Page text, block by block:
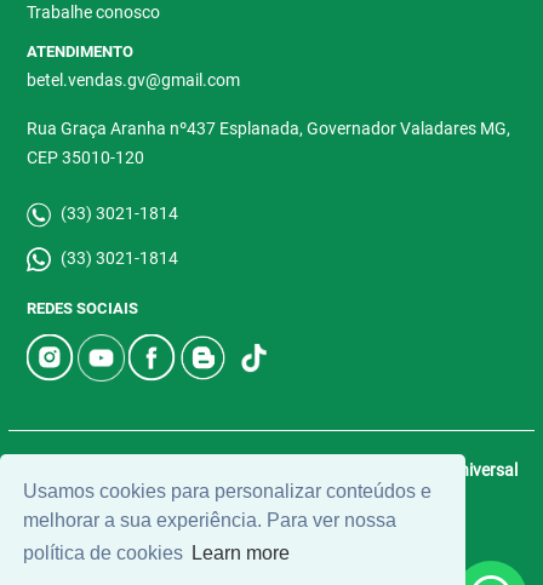
Usamos cookies para personalizar conteúdos e
melhorar a sua experiência. Para ver nossa
política de cookies Learn more
Trabalhe conosco
ATENDIMENTO
betel.vendas.gv@gmail.com
Rua Graça Aranha nº437 Esplanada, Governador Valadares MG,
CEP 35010-120
(33) 3021-1814
(33) 3021-1814
REDES SOCIAIS
Universal
Software.